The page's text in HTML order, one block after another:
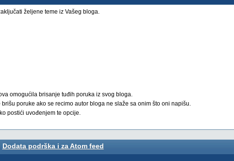
željene teme iz Vašeg bloga.
omogućila brisanje tuđih poruka iz svog bloga.
poruke ako se recimo autor bloga ne slaže sa onim što oni napišu.
postići uvođenjem te opcije.
Dodata podrška i za Atom feed